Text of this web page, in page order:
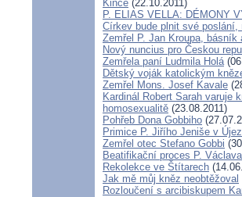
Kince (22.10.2011)
P. ELIAS VELLA: DÉMONY
Církev bude plnit své
Zemřel P. Jan Kroupa, básník
Nový nuncius pro Českou
Zemřela paní Ludmila Holá
Dětský voják katolickým
Zemřel Mons. Josef Kavale
Kardinál Robert Sarah varuje
homosexualitě (23.08.2011)
Pohřeb Dona Gobbiho
Primice P. Jiřího Jeniše v
Zemřel otec Stefano Gobbi
Beatifikační proces P.
Rekolekce ve Štítarech
Jak mě můj kněz neobtěžoval
Rozloučení s arcibiskupem